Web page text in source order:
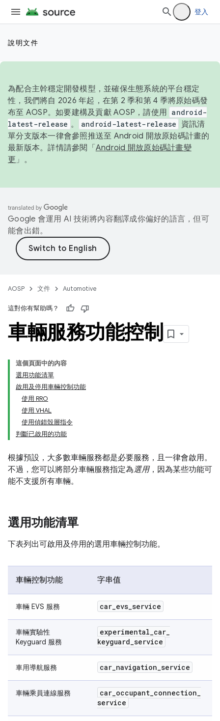
登入
說明文件
為配合主幹穩定開發模型，並確保生態系統的平台穩定
性，我們將自 2026 年起，在第 2 季和第 4 季將原始碼發
布至 AOSP。如要建構及貢獻 AOSP，請使用 android-
latest-release 。 android-latest-release
資訊清
單分支版本一律會參照推送至 Android 開放原始碼計畫的
最新版本。詳情請參閱「 Android 開放原始碼計畫變
更 」。
Google 會運用 AI 技術將內容翻譯成你偏好的語言，但可
能會出錯。
AOSP 文件 Automotive
這對你有幫助嗎？
車輛服務功能控制
這個頁面中的內容
選用功能清單
啟用及停用車輛控制功能
使用 RRO
使用 VHAL
使用偵錯殼層指令
判斷已啟用的功能
根據預設，大多數車輛服務都是必要服務，且一律會啟用。
不過，您可以將部分車輛服務指定為選用，因為某些功能可
能不支援所有車輛。
選用功能清單
下表列出可啟用及停用的選用車輛控制功能。
車輛控制功能 字串值
車輛 EVS 服務 car_evs_service
車輛實驗性
Keyguard 服務
experimental_car_
keyguard_service
車用導航服務 car_navigation_service
車輛乘員連線服務 car_occupant_connection_
service